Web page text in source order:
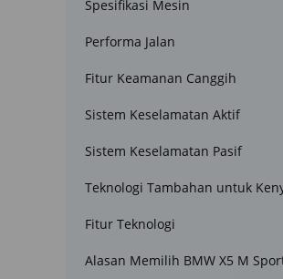
Spesifikasi Mesin
Performa Jalan
Fitur Keamanan Canggih
Sistem Keselamatan Aktif
Sistem Keselamatan Pasif
Teknologi Tambahan untuk
Fitur Teknologi
Alasan Memilih BMW X5 M